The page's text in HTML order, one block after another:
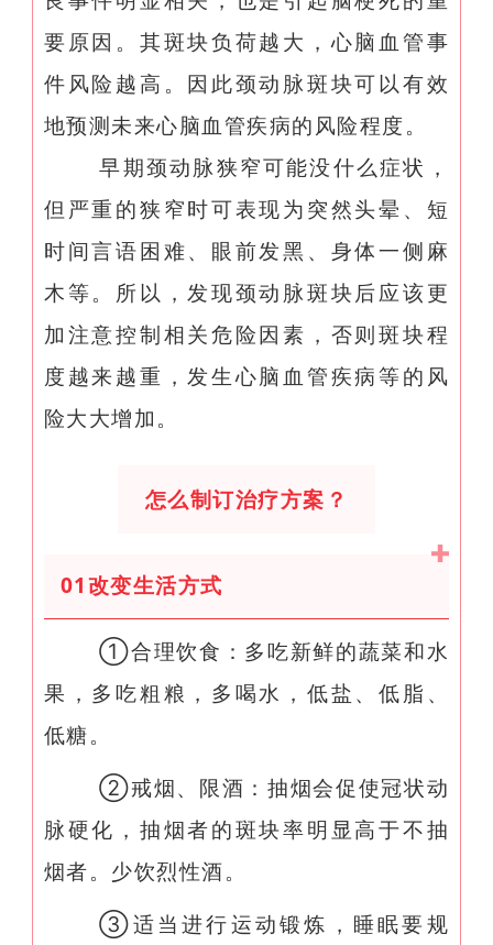
要原因。其斑块负荷越大，心脑血管事
件风险越高。因此颈动脉斑块可以有效
地预测未来心脑血管疾病的风险程度。
早期颈动脉狭窄可能没什么症状，
但严重的狭窄时可表现为突然头晕、短
时间言语困难、眼前发黑、身体一侧麻
木等。所以，发现颈动脉斑块后应该更
加注意控制相关危险因素，否则斑块程
度越来越重，发生心脑血管疾病等的风
险大大增加。
怎么制订治疗方案？
01改变生活方式
①合理饮食：多吃新鲜的蔬菜和水
果，多吃粗粮，多喝水，低盐、低脂、
低糖。
②戒烟、限酒：抽烟会促使冠状动
脉硬化，抽烟者的斑块率明显高于不抽
烟者。少饮烈性酒。
③适当进行运动锻炼，睡眠要规